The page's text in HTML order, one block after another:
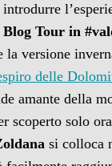
Tour in
la versione
delle
amante della
scoperto solo
si colloca